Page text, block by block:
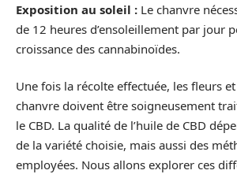
Exposition au soleil : Le chanvre
de 12 heures d’ensoleillement par jour
croissance des cannabinoïdes.
Une fois la récolte effectuée, les fleurs
chanvre doivent être soigneusement
le CBD. La qualité de l’huile de CBD
de la variété choisie, mais aussi des
employées. Nous allons explorer ces